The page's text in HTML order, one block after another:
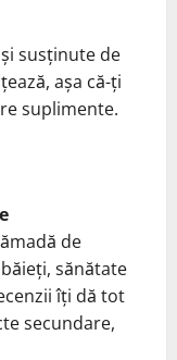
susținute de
așa că-ți
suplimente.
de
sănătate
îți dă tot
secundare,